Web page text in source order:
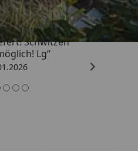
Schwitzen
Lg“